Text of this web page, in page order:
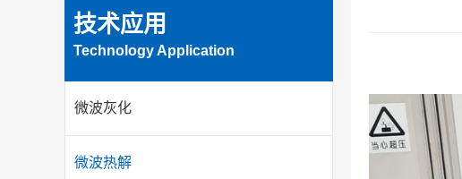
技术应用
Technology Application
微波灰化
微波热解